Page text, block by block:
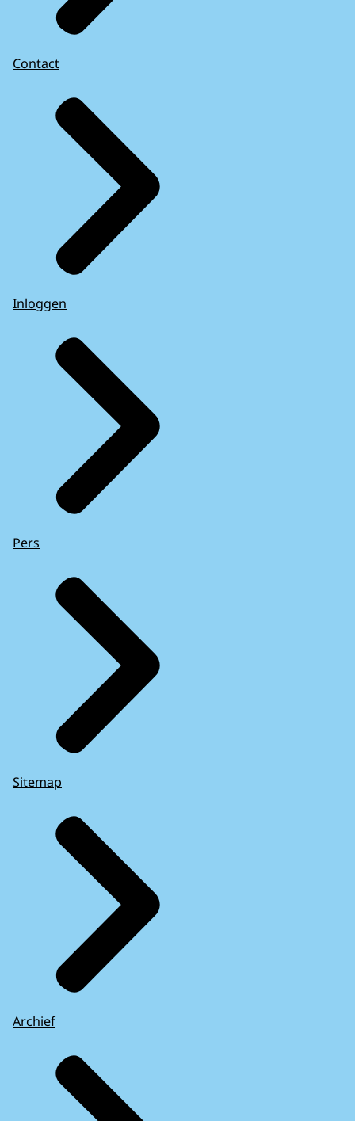
Contact
Inloggen
Pers
Sitemap
Archief